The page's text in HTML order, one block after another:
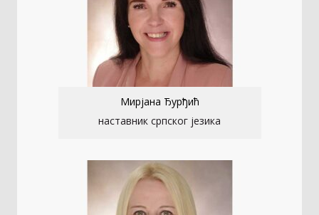
Мирјана Ђурђић
наставник српског језика